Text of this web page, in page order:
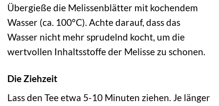
Übergieße die Melissenblätter mit kochendem
Wasser (ca. 100°C). Achte darauf, dass das
Wasser nicht mehr sprudelnd kocht, um die
wertvollen Inhaltsstoffe der Melisse zu schonen.
Die Ziehzeit
Lass den Tee etwa 5-10 Minuten ziehen. Je länger